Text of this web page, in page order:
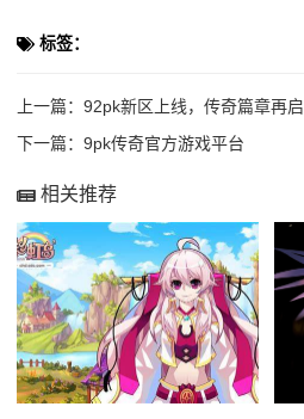
标签：
上一篇： 92pk新区上线，传奇篇章再启
下一篇： 9pk传奇官方游戏平台
相关推荐